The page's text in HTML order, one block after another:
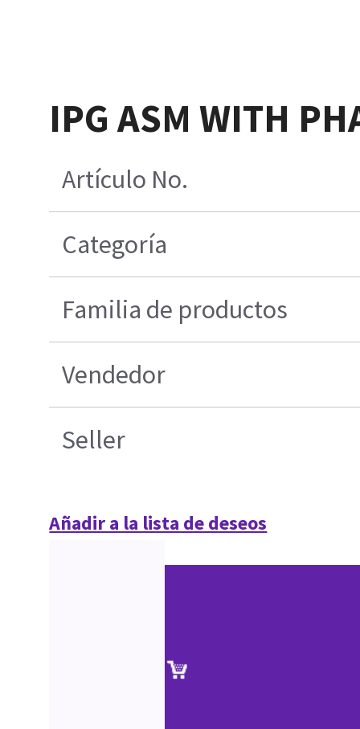
IPG ASM WITH
Artículo No.
Categoría
Familia de productos
Vendedor
Seller
Añadir a la lista de deseos